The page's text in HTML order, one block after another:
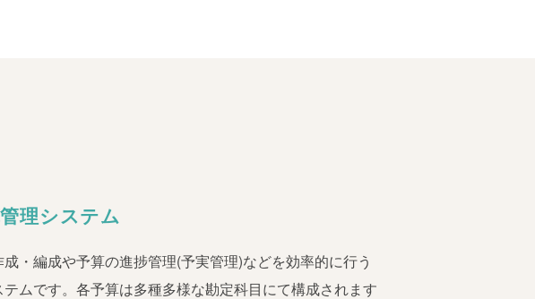
理システム
・編成や予算の進捗管理(予実管理)などを効率的に行う
テムです。各予算は多種多様な勘定科目にて構成されます